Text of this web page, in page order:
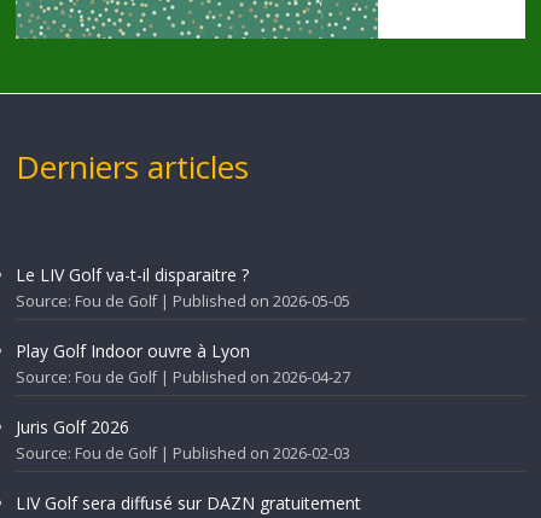
Derniers articles
Le LIV Golf va-t-il disparaitre ?
Source: Fou de Golf Published on 2026-05-05
Play Golf Indoor ouvre à Lyon
Source: Fou de Golf Published on 2026-04-27
Juris Golf 2026
Source: Fou de Golf Published on 2026-02-03
LIV Golf sera diffusé sur DAZN gratuitement